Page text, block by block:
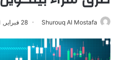
Shurouq Al Mostafa 28 فبراير, 2021